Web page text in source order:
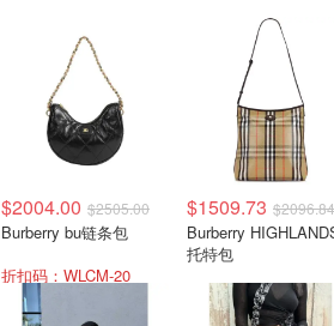
$2004.00 $2505.00
Burberry bu链条包
折扣码：WLCM-20
$1509.73 $2096.84
Burberry
托特包